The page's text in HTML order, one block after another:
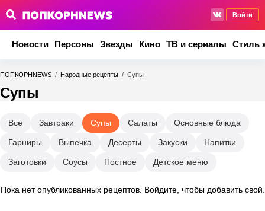
Войти
Новости Персоны Звезды Кино ТВ и сериалы Стиль
ПОПКОРНNEWS / Народные рецепты / Супы
Супы
Все Завтраки Супы Салаты Основные блюда
Гарниры Выпечка Десерты Закуски Напитки
Заготовки Соусы Постное Детское меню
Пока нет опубликованных рецептов. Войдите, чтобы добавить свой.